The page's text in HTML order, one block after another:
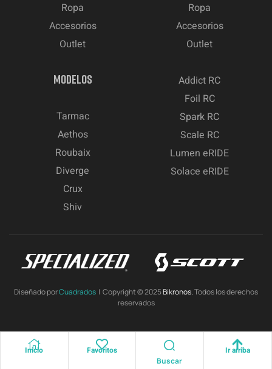
Inicio Favoritos
Buscar
Ir arriba
Ropa
Accesorios
Outlet
Ropa
Accesorios
Outlet
MODELOS
Tarmac
Aethos
Roubaix
Diverge
Crux
Shiv
Addict RC
Foil RC
Spark RC
Scale RC
Lumen eRIDE
Solace eRIDE
Diseñado porCuadrados | Copyright © 2025Bikronos.Todos los derechos
reservados